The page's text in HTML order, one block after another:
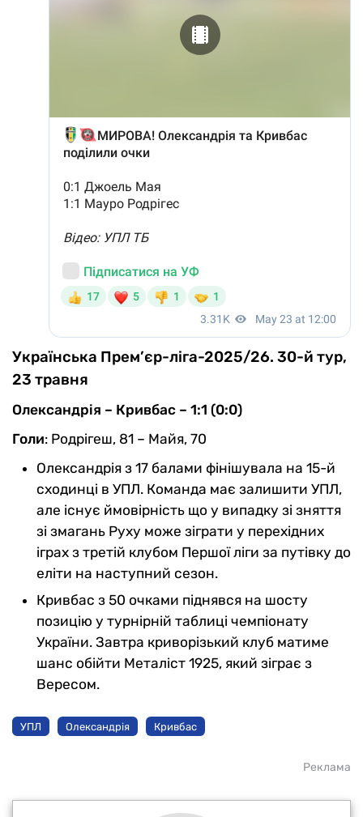
Українська Прем’єр-ліга-2025/26. 30-й тур,
23 травня
Олександрія – Кривбас – 1:1 (0:0)
Голи: Родрігеш, 81 – Майя, 70
Олександрія з 17 балами фінішувала на 15-й
сходинці в УПЛ. Команда має залишити УПЛ,
але існує ймовірність що у випадку зі зняття
зі змагань Руху може зіграти у перехідних
іграх з третій клубом Першої ліги за путівку до
еліти на наступний сезон.
Кривбас з 50 очками піднявся на шосту
позицію у турнірній таблиці чемпіонату
України. Завтра криворізький клуб матиме
шанс обійти Металіст 1925, який зіграє з
Вересом.
УПЛ Олександрія Кривбас
Реклама